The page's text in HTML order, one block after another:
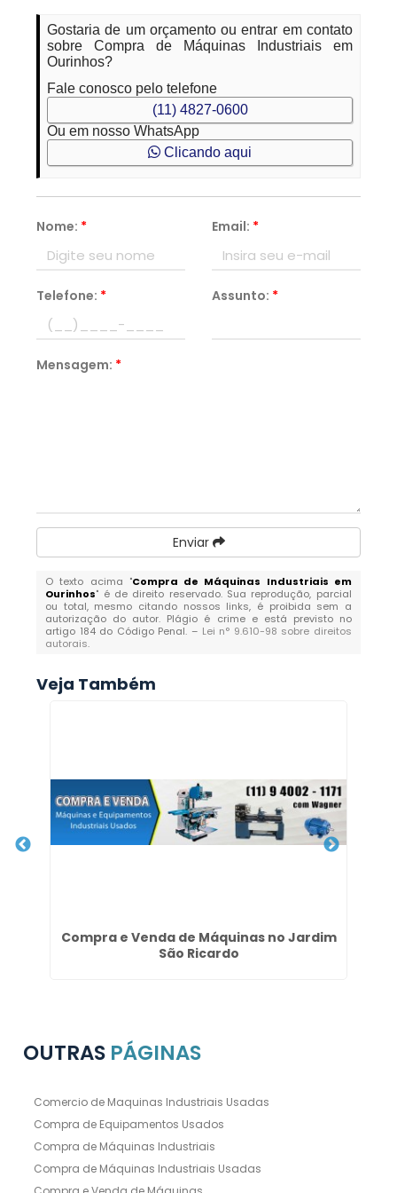
Gostaria de um orçamento ou entrar em contato
sobre Compra de Máquinas Industriais em
Ourinhos?
Fale conosco pelo telefone
(11) 4827-0600
Ou em nosso WhatsApp
Clicando aqui
Nome: * Email: *
Telefone: * Assunto: *
Mensagem: *
Enviar
O texto acima "Compra de Máquinas Industriais em
Ourinhos" é de direito reservado. Sua reprodução, parcial
ou total, mesmo citando nossos links, é proibida sem a
autorização do autor. Plágio é crime e está previsto no
artigo 184 do Código Penal. – Lei n° 9.610-98 sobre direitos
autorais.
Veja Também
Compra e Venda de Máquinas no Jardim
São Ricardo
OUTRAS PÁGINAS
Comercio de Maquinas Industriais Usadas
Compra de Equipamentos Usados
Compra de Máquinas Industriais
Compra de Máquinas Industriais Usadas